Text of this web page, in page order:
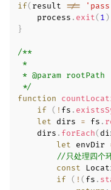
if( result !==
    process
. exit( 1 )
}
/**
*
* @param rootPath
*/
function
if
( ! fs .
let dirs = fs .
    dirs
. forEach(
let envDir
//只处理四个
const
if
( ! ( fs .